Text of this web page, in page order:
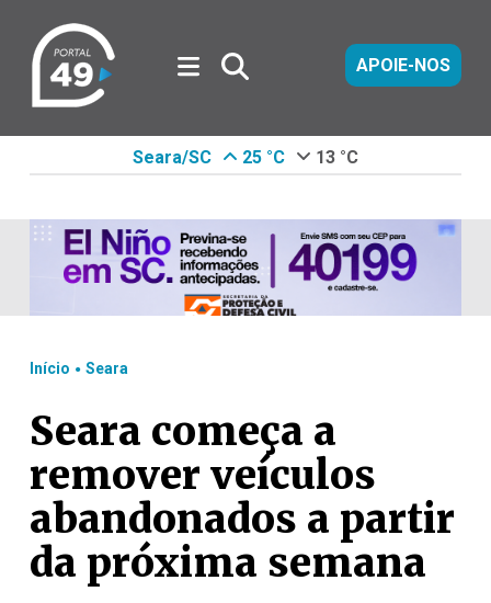
APOIE-NOS
Seara/SC 25 °C 13 °C
Início . Seara
Seara começa a
remover veículos
abandonados a partir
da próxima semana